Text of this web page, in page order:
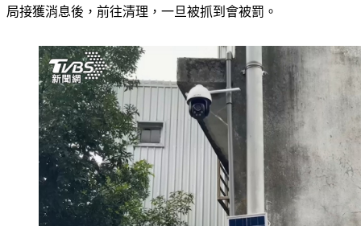
局接獲消息後，前往清理，一旦被抓到會被罰。